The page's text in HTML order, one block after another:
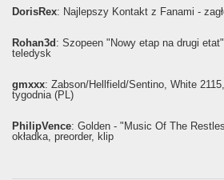
DorisRex: Najlepszy Kontakt z Fanami -
Rohan3d : Szopeen "Nowy etap na drugi
teledysk
gmxxx: Żabson/Hellfield/Sentino, White
tygodnia (PL)
PhilipVence: Golden - "Music Of The
okładka, preorder, klip